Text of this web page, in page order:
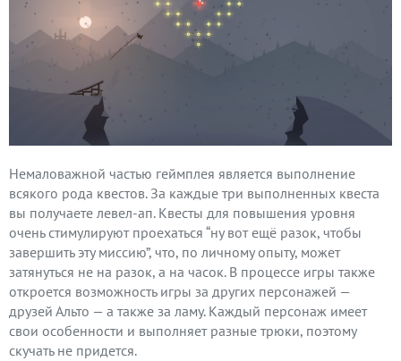
Немаловажной частью геймплея является выполнение
всякого рода квестов. За каждые три выполненных квеста
вы получаете левел-ап. Квесты для повышения уровня
очень стимулируют проехаться “ну вот ещё разок, чтобы
завершить эту миссию”, что, по личному опыту, может
затянуться не на разок, а на часок. В процессе игры также
откроется возможность игры за других персонажей —
друзей Альто — а также за ламу. Каждый персонаж имеет
свои особенности и выполняет разные трюки, поэтому
скучать не придется.